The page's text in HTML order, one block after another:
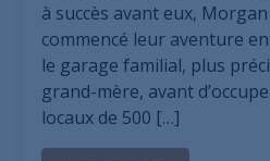
à succès avant eux,
commencé leur aventure
le garage familial, plus
grand-mère, avant
locaux de 500 […]